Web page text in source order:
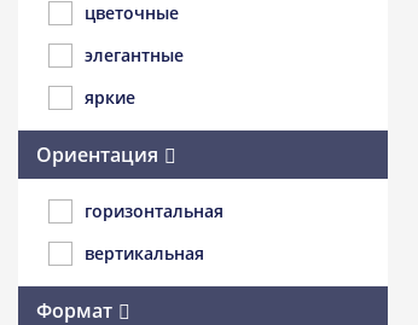
цветочные
элегантные
яркие
Ориентация
горизонтальная
вертикальная
Формат